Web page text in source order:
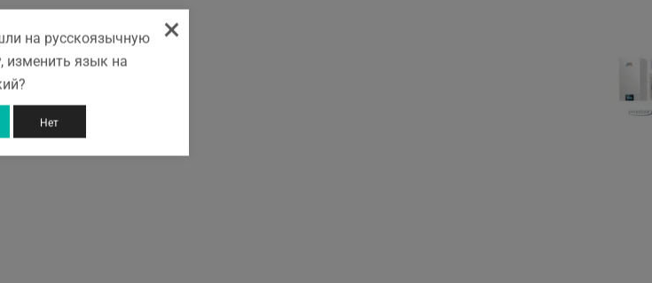
×
на русскоязычную
изменить язык на
Нет